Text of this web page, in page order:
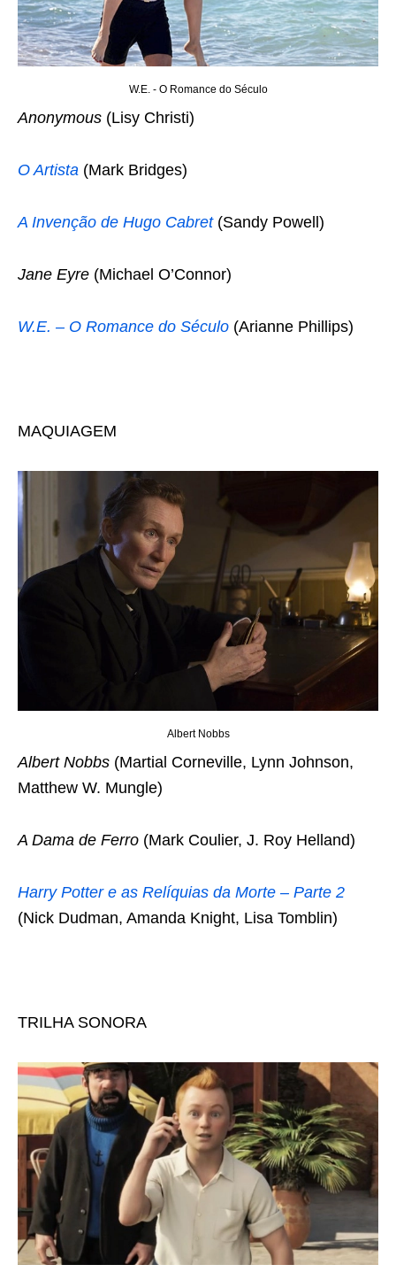
W.E. - O Romance do Século
Anonymous (Lisy Christi)
O Artista (Mark Bridges)
A Invenção de Hugo Cabret(Sandy Powell)
Jane Eyre (Michael O’Connor)
W.E. – O Romance do Século (Arianne Phillips)
MAQUIAGEM
Albert Nobbs
Albert Nobbs (Martial Corneville, Lynn Johnson,
Matthew W. Mungle)
A Dama de Ferro (Mark Coulier, J. Roy Helland)
Harry Potter e as Relíquias da Morte – Parte 2
(Nick Dudman, Amanda Knight, Lisa Tomblin)
TRILHA SONORA